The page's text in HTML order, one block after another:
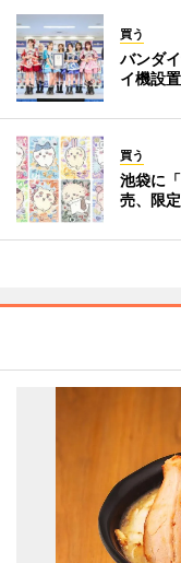
買う
バンダ
イ機設
買う
池袋に
売、限